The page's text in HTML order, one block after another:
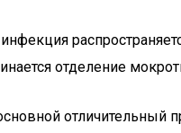
отделение